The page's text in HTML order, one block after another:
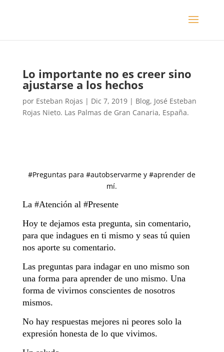
Lo importante no es creer sino
ajustarse a los hechos
por Esteban Rojas | Dic 7, 2019| Blog, José Esteban
Rojas Nieto. Las Palmas de Gran Canaria, España.
#Preguntas para #autobservarme y #aprender de
mí.
La #Atención al #Presente
Hoy te dejamos esta pregunta, sin comentario,
para que indagues en ti mismo y seas tú quien
nos aporte su comentario.
Las preguntas para indagar en uno mismo son
una forma para aprender de uno mismo. Una
forma de vivirnos conscientes de nosotros
mismos.
No hay respuestas mejores ni peores solo la
expresión honesta de lo que vivimos.